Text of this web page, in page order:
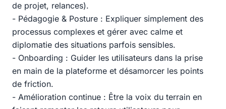
de projet, relances).
- Pédagogie & Posture : Expliquer simplement des
processus complexes et gérer avec calme et
diplomatie des situations parfois sensibles.
- Onboarding : Guider les utilisateurs dans la prise
en main de la plateforme et désamorcer les points
de friction.
- Amélioration continue : Être la voix du terrain en